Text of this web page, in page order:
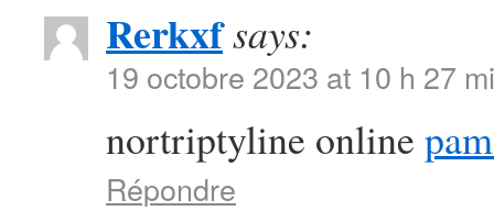
Rerkxfsays:
19 octobre 2023 at 10 h 27
nortriptyline online
Répondre